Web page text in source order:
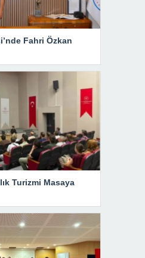
Fahri Özkan
Turizmi Masaya